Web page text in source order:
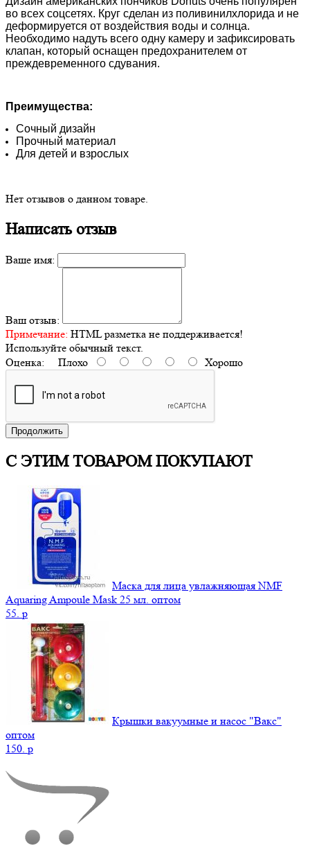
во всех соцсетях. Круг сделан из поливинилхлорида и не
деформируется от воздействия воды и солнца.
Необходимо надуть всего одну камеру и зафиксировать
клапан, который оснащен предохранителем от
преждевременного сдувания.
Преимущества:
Сочный дизайн
Прочный материал
Для детей и взрослых
Нет отзывов о данном товаре.
Написать отзыв
Ваше имя:
Ваш отзыв:
Примечание: HTML разметка не поддерживается!
Используйте обычный текст.
Оценка: Плохо Хорошо
Продолжить
С ЭТИМ ТОВАРОМ ПОКУПАЮТ
Маска для лица увлажняющая NMF
Aquaring Ampoule Mask 25 мл. оптом
55. p
Крышки вакуумные и насос "Вакс"
оптом
150. p